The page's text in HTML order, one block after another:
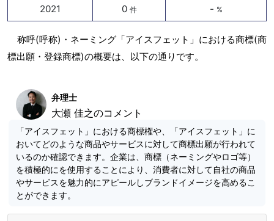
2021 0 件 - %
称呼(呼称)・ネーミング「アイスフェット」における商標(商
標出願・登録商標)の概要は、以下の通りです。
弁理士
大瀬 佳之のコメント
「アイスフェット」における商標権や、「アイスフェット」に
おいてどのような商品やサービスに対して商標出願が行われて
いるのか確認できます。企業は、商標（ネーミングやロゴ等）
を積極的にを使用することにより、消費者に対して自社の商品
やサービスを魅力的にアピールしブランドイメージを高めるこ
とができます。